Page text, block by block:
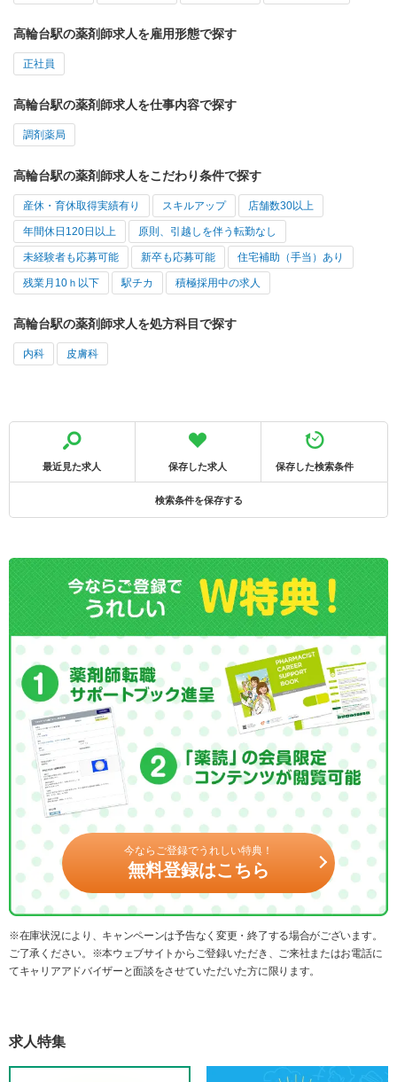
高輪台駅の薬剤師求人を雇用形態で探す
正社員
高輪台駅の薬剤師求人を仕事内容で探す
調剤薬局
高輪台駅の薬剤師求人をこだわり条件で探す
産休・育休取得実績有り スキルアップ 店舗数30以上
年間休日120日以上 原則、引越しを伴う転勤なし
未経験者も応募可能 新卒も応募可能 住宅補助（手当）あり
残業月10ｈ以下 駅チカ 積極採用中の求人
高輪台駅の薬剤師求人を処方科目で探す
内科 皮膚科
最近見た求人 保存した求人 保存した検索条件
検索条件を保存する
今ならご登録でうれしい特典！
無料登録はこちら
※在庫状況により、キャンペーンは予告なく変更・終了する場合がございます。
ご了承ください。※本ウェブサイトからご登録いただき、ご来社またはお電話に
てキャリアアドバイザーと面談をさせていただいた方に限ります。
求人特集